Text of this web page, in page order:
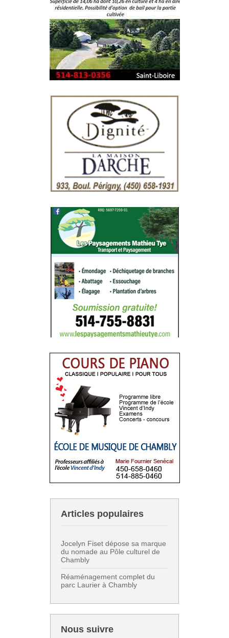
Articles populaires
Jocelyn Fiset dépose sa marque
du nomade au Pôle culturel de
Chambly
Réaménagement complet du
parc Laurier à Chambly
Nous suivre